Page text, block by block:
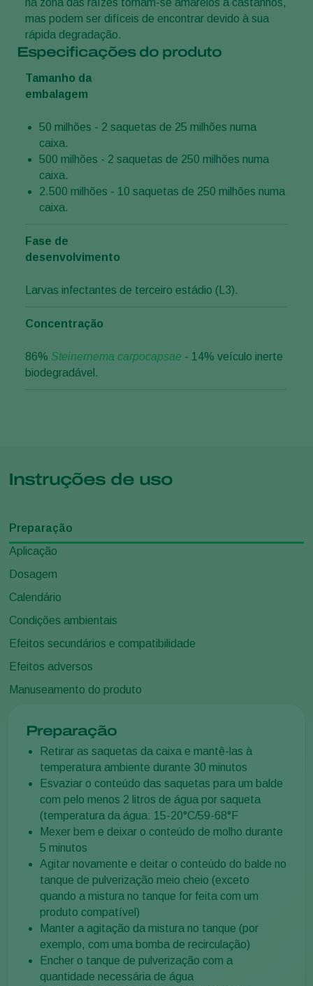
na zona das raízes tornam-se amarelos a castanhos,
mas podem ser difíceis de encontrar devido à sua
rápida degradação.
Especificações do produto
Tamanho da
embalagem
50 milhões - 2 saquetas de 25 milhões numa
caixa.
500 milhões - 2 saquetas de 250 milhões numa
caixa.
2.500 milhões - 10 saquetas de 250 milhões numa
caixa.
Fase de
desenvolvimento
Larvas infectantes de terceiro estádio (L3).
Concentração
86% Steinernema carpocapsae - 14% veículo inerte
biodegradável.
Instruções de uso
Preparação
Aplicação
Dosagem
Calendário
Condições ambientais
Efeitos secundários e compatibilidade
Efeitos adversos
Manuseamento do produto
Preparação
Retirar as saquetas da caixa e mantê-las à
temperatura ambiente durante 30 minutos
Esvaziar o conteúdo das saquetas para um balde
com pelo menos 2 litros de água por saqueta
(temperatura da água: 15-20°C/59-68°F
Mexer bem e deixar o conteúdo de molho durante
5 minutos
Agitar novamente e deitar o conteúdo do balde no
tanque de pulverização meio cheio (exceto
quando a mistura no tanque for feita com um
produto compatível)
Manter a agitação da mistura no tanque (por
exemplo, com uma bomba de recirculação)
Encher o tanque de pulverização com a
quantidade necessária de água